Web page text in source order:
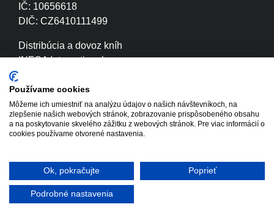
IČ: 10656618
DIČ: CZ6410111499
Distribúcia a dovoz kníh
INFOA International s.r.o.
789 72 Dubicko
IČ: 26870886
DIČ: CZ26870886
Copyright © 2020 - 2026 INFOA
International s.r.o.
Tvorba www stránok
Používame cookies
Môžeme ich umiestniť na analýzu údajov o našich návštevníkoch, na
zlepšenie našich webových stránok, zobrazovanie prispôsobeného obsahu
a na poskytovanie skvelého zážitku z webových stránok. Pre viac informácií o
cookies používame otvorené nastavenia.
Ok, pokračujte Poprieť
Podrobné nastavenia